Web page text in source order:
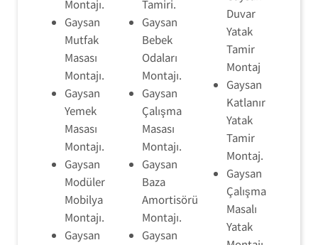
Montajı.
Gaysan
Mutfak
Masası
Montajı.
Gaysan
Yemek
Masası
Montajı.
Gaysan
Modüler
Mobilya
Montajı.
Gaysan
Tamiri.
Gaysan
Bebek
Odaları
Montajı.
Gaysan
Çalışma
Masası
Montajı.
Gaysan
Baza
Amortisörü
Montajı.
Gaysan
Duvar
Yatak
Tamir
Montaj
Gaysan
Katlanır
Yatak
Tamir
Montaj.
Gaysan
Çalışma
Masalı
Yatak